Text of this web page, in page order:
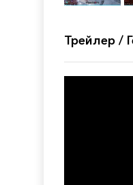
Трейлер /